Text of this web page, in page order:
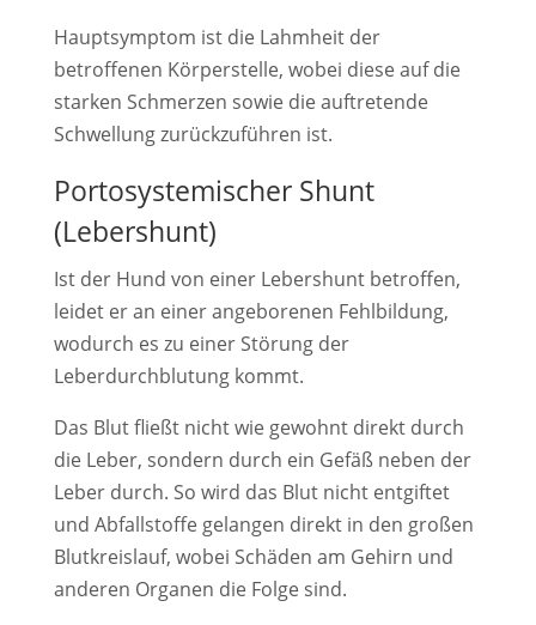
Hauptsymptom ist die Lahmheit der
betroffenen Körperstelle, wobei diese auf die
starken Schmerzen sowie die auftretende
Schwellung zurückzuführen ist.
Portosystemischer Shunt
(Lebershunt)
Ist der Hund von einer Lebershunt betroffen,
leidet er an einer angeborenen Fehlbildung,
wodurch es zu einer Störung der
Leberdurchblutung kommt.
Das Blut fließt nicht wie gewohnt direkt durch
die Leber, sondern durch ein Gefäß neben der
Leber durch. So wird das Blut nicht entgiftet
und Abfallstoffe gelangen direkt in den großen
Blutkreislauf, wobei Schäden am Gehirn und
anderen Organen die Folge sind.